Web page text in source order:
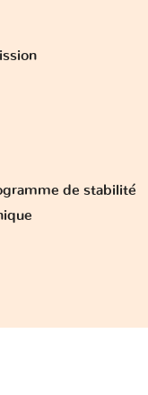
de stabilité